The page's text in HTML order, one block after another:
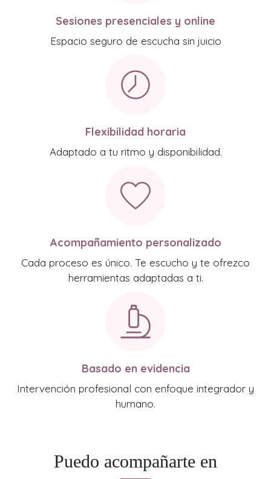
Sesiones presenciales y online
Espacio seguro de escucha sin juicio
Flexibilidad horaria
Adaptado a tu ritmo y disponibilidad.
Acompañamiento personalizado
Cada proceso es único. Te escucho y te ofrezco
herramientas adaptadas a ti.
Basado en evidencia
Intervención profesional con enfoque integrador y
humano.
Puedo acompañarte en